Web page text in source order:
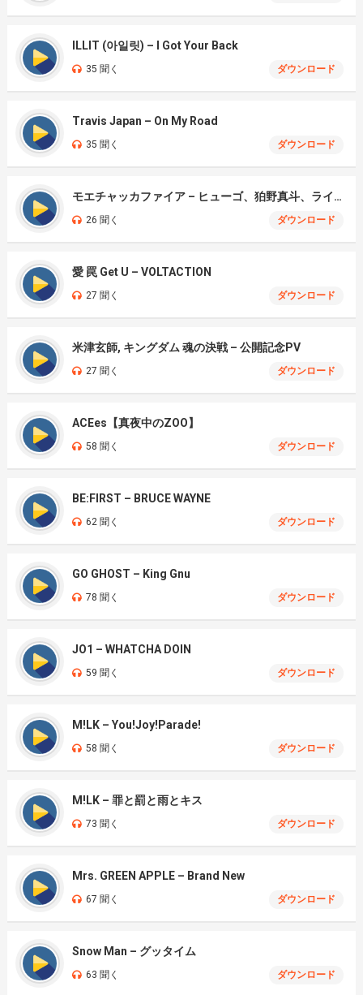
ILLIT (아일릿) – I Got Your Back
35 聞く ダウンロード
Travis Japan – On My Road
35 聞く ダウンロード
モエチャッカファイア – ヒューゴ、狛野真斗、ライト、セヴェリアン (Cover )
26 聞く ダウンロード
愛 罠 Get U – VOLTACTION
27 聞く ダウンロード
米津玄師, キングダム 魂の決戦 – 公開記念PV
27 聞く ダウンロード
ACEes【真夜中のZOO】
58 聞く ダウンロード
BE:FIRST – BRUCE WAYNE
62 聞く ダウンロード
GO GHOST – King Gnu
78 聞く ダウンロード
JO1 – WHATCHA DOIN
59 聞く ダウンロード
M!LK – You!Joy!Parade!
58 聞く ダウンロード
M!LK – 罪と罰と雨とキス
73 聞く ダウンロード
Mrs. GREEN APPLE – Brand New
67 聞く ダウンロード
Snow Man – グッタイム
63 聞く ダウンロード